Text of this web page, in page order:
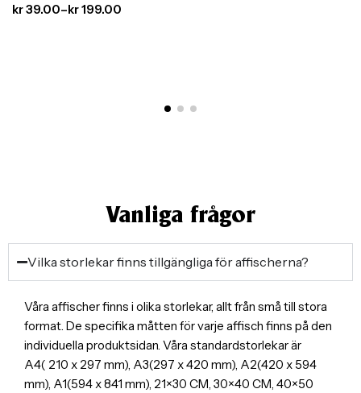
kr39.00–kr199.00
Vanliga frågor
Vilka storlekar finns tillgängliga för affischerna?
Våra affischer finns i olika storlekar, allt från små till stora
format. De specifika måtten för varje affisch finns på den
individuella produktsidan. Våra standardstorlekar är
A4( 210 x 297 mm), A3(297 x 420 mm), A2(420 x 594
mm), A1(594 x 841 mm), 21×30 CM, 30×40 CM, 40×50